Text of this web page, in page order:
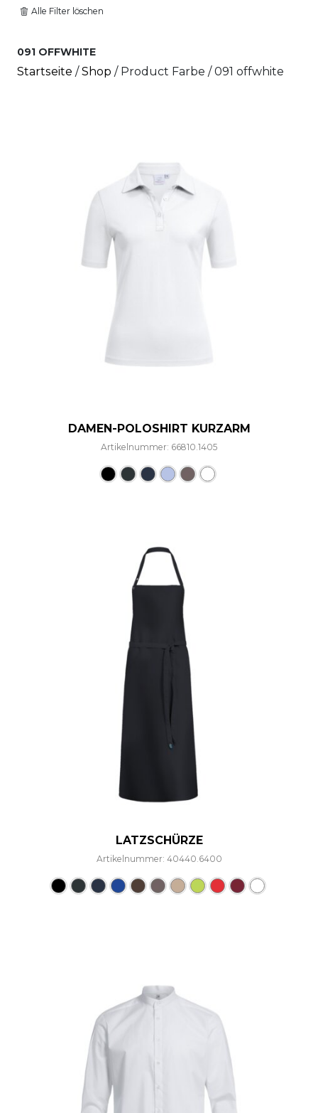
Alle Filter löschen
091 OFFWHITE
Startseite /Shop / Product Farbe / 091 offwhite
DAMEN-POLOSHIRT KURZARM
Artikelnummer: 66810.1405
LATZSCHÜRZE
Artikelnummer: 40440.6400